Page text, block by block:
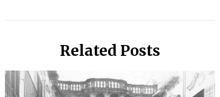
Related Posts